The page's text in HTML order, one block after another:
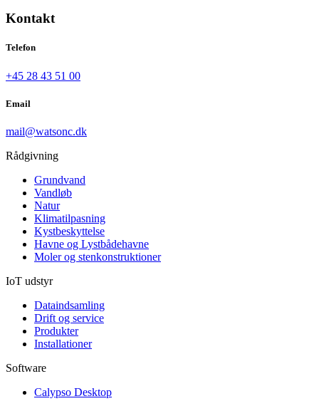
Kontakt
Telefon
+45 28 43 51 00
Email
mail@watsonc.dk
Rådgivning
Grundvand
Vandløb
Natur
Klimatilpasning
Kystbeskyttelse
Havne og Lystbådehavne
Moler og stenkonstruktioner
IoT udstyr
Dataindsamling
Drift og service
Produkter
Installationer
Software
Calypso Desktop